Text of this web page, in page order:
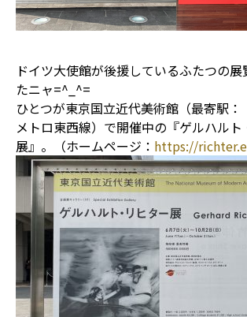
ドイツ大使館が後援しているふたつの展
たニャ=^_^=
ひとつが東京国立近代美術館（最寄駅：
メトロ東西線）で開催中の『ゲルハルト
展』。（ホームページ： https://